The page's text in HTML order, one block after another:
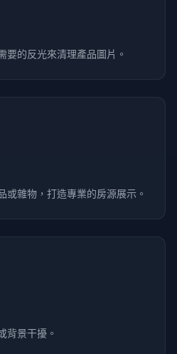
要的反光來清理產品圖片。
或雜物，打造專業的房源展示。
背景干擾。